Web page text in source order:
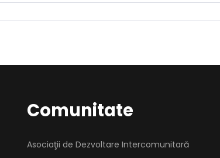
Comunitate
Asociaţii de Dezvoltare Intercomunitară